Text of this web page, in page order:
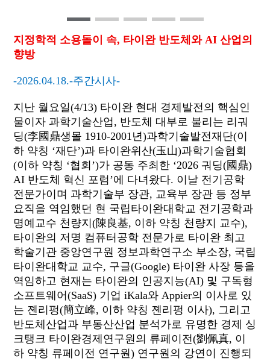
지정학적 소용돌이 속, 타이완 반도체와AI산업의
향방
-2026.04.18.-주간시사-
지난 월요일(4/13) 타이완 현대 경제발전의 핵심인
물이자 과학기술산업 , 반도체 대부로 불리는 리궈
딩(李國鼎생몰 1910-2001년)과학기술발전재단(이
하 약칭 ‘재단’)과 타이완위산(玉山)과학기술협회
(이하 약칭 ‘협회 ’)가 공동 주최한 ‘2026 궈딩(國鼎)
AI 반도체 혁신 포럼’에 다녀왔다. 이날 전기공학
전문가이며 과학기술부 장관, 교육부 장관 등 정부
요직을 역임했던 현 국립타이완대학교 전기공학과
명예교수 천량지(陳良基, 이하 약칭 천량지 교수),
타이완의 저명 컴퓨터공학 전문가로 타이완 최고
학술기관 중앙연구원 정보과학연구소 부소장, 국립
타이완대학교 교수, 구글(Google) 타이완 사장 등을
역임하고 현재는 타이완의 인공지능(AI) 및 구독형
소프트웨어(SaaS) 기업iKala와 Appier의 이사로 있
는 졘리펑(簡立峰, 이하 약칭 졘리펑 이사), 그리고
반도체산업과 부동산산업 분석가로 유명한 경제 싱
크탱크 타이완경제연구원의 류페이전(劉佩真, 이
하 약칭 류페이전 연구원) 연구원의 강연이 진행되